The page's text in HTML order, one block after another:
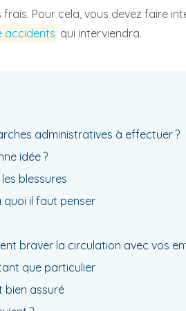
Pour cela, vous devez faire
accidents qui interviendra.
administratives à effectuer ?
idée ?
blessures
quoi il faut penser
braver la circulation avec vos
tant que particulier
bien assuré